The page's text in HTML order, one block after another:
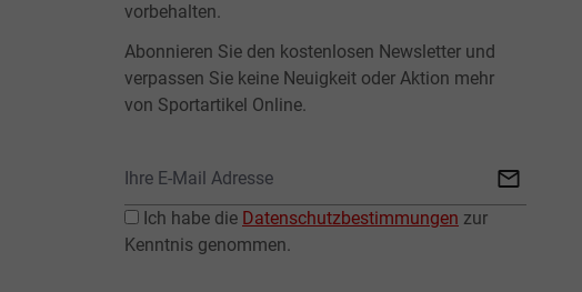
vorbehalten.
Abonnieren Sie den kostenlosen Newsletter und
verpassen Sie keine Neuigkeit oder Aktion mehr
von Sportartikel Online.
Ich habe die Datenschutzbestimmungen zur
Kenntnis genommen.